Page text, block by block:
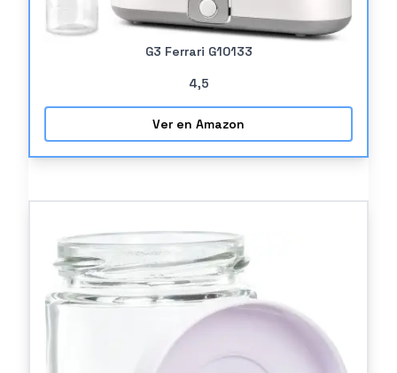
G3 Ferrari G10133
4,5
Ver en Amazon